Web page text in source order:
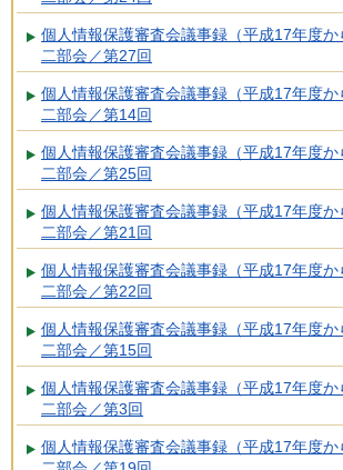
個人情報保護審査会議事録（平成17年度
二部会／第27回
個人情報保護審査会議事録（平成17年度
二部会／第14回
個人情報保護審査会議事録（平成17年度
二部会／第25回
個人情報保護審査会議事録（平成17年度
二部会／第21回
個人情報保護審査会議事録（平成17年度
二部会／第22回
個人情報保護審査会議事録（平成17年度
二部会／第15回
個人情報保護審査会議事録（平成17年度
二部会／第3回
個人情報保護審査会議事録（平成17年度